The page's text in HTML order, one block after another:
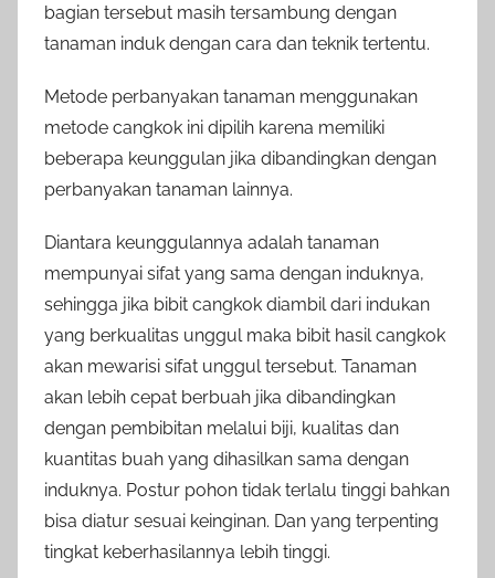
bagian tersebut masih tersambung dengan
tanaman induk dengan cara dan teknik tertentu.
Metode perbanyakan tanaman menggunakan
metode cangkok ini dipilih karena memiliki
beberapa keunggulan jika dibandingkan dengan
perbanyakan tanaman lainnya.
Diantara keunggulannya adalah tanaman
mempunyai sifat yang sama dengan induknya,
sehingga jika bibit cangkok diambil dari indukan
yang berkualitas unggul maka bibit hasil cangkok
akan mewarisi sifat unggul tersebut. Tanaman
akan lebih cepat berbuah jika dibandingkan
dengan pembibitan melalui biji, kualitas dan
kuantitas buah yang dihasilkan sama dengan
induknya. Postur pohon tidak terlalu tinggi bahkan
bisa diatur sesuai keinginan. Dan yang terpenting
tingkat keberhasilannya lebih tinggi.